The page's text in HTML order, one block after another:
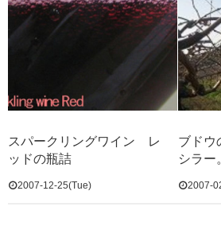
スパークリングワイン レ
ッドの瓶詰
2007-12-25(Tue)
ブドウ
シラー
2007-